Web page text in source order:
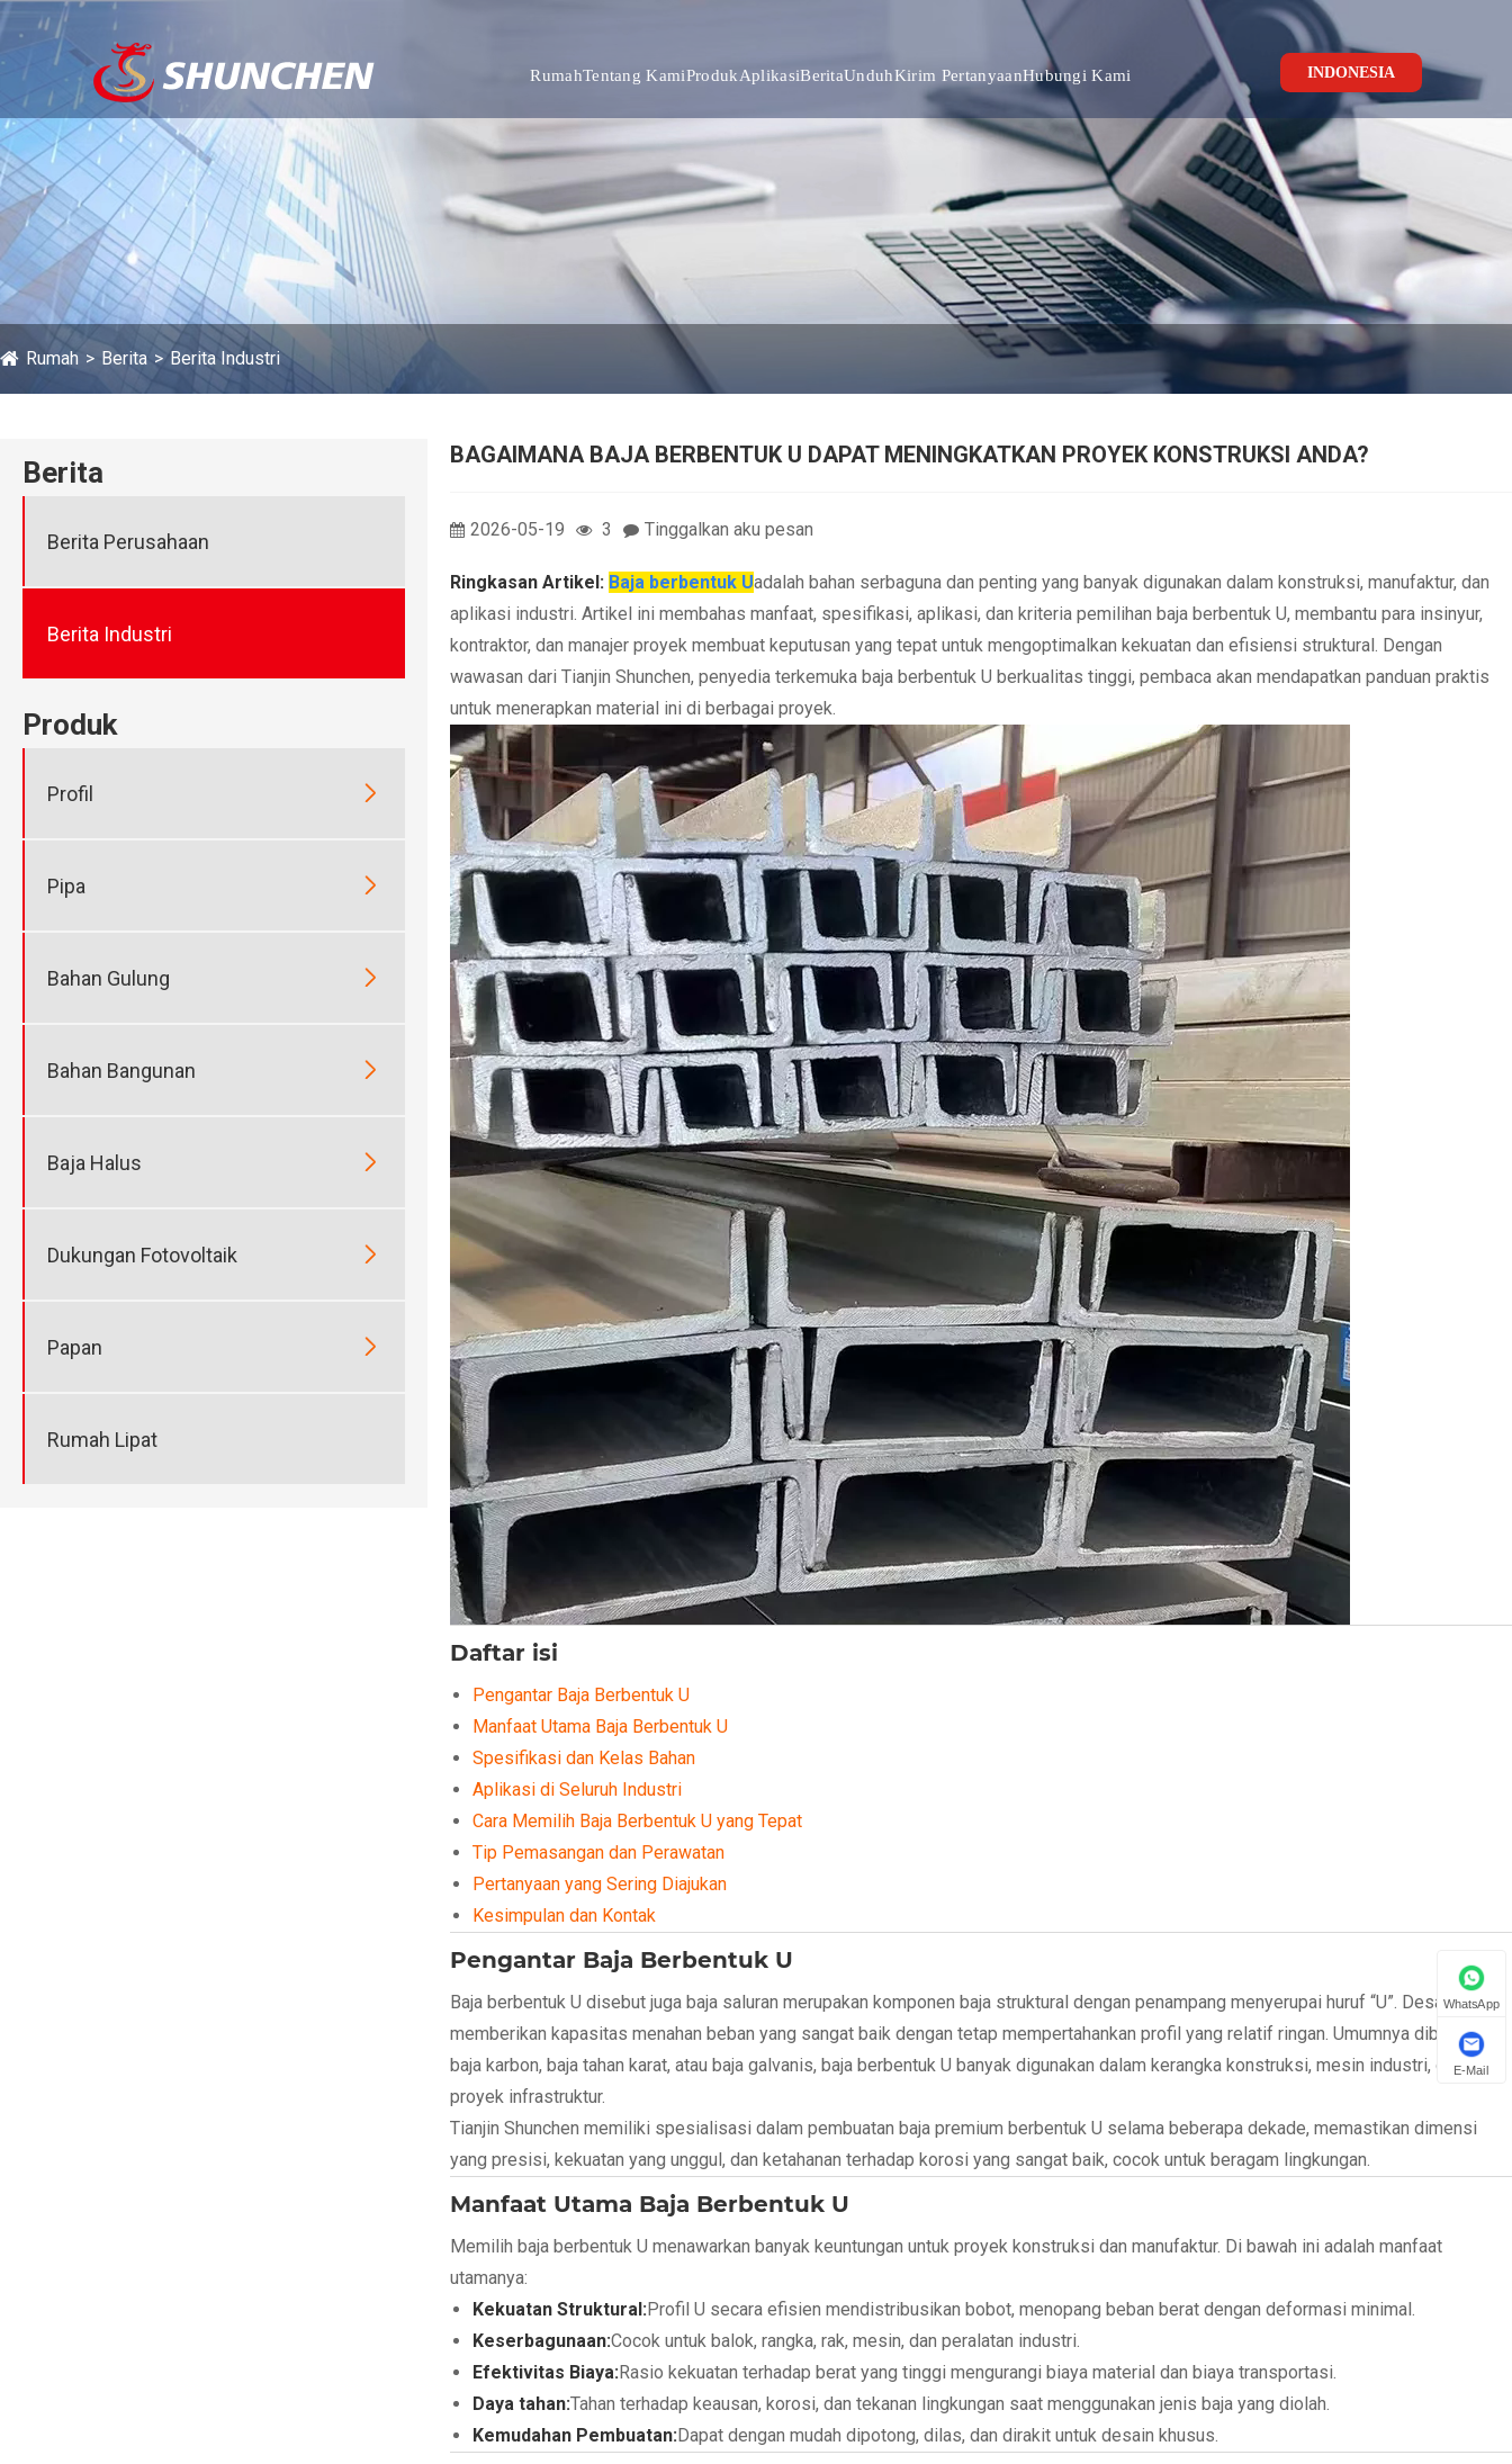
RumahTentang KamiProdukAplikasiBeritaUnduhKirim PertanyaanHubungi Kami INDONESIA
Rumah Berita Berita Industri
Berita
Berita Perusahaan
Berita Industri
Produk
Profil 
Pipa 
Bahan Gulung 
Bahan Bangunan 
Baja Halus 
Dukungan Fotovoltaik 
Papan 
Rumah Lipat
BAGAIMANA BAJA BERBENTUK U DAPAT MENINGKATKAN PROYEK KONSTRUKSI ANDA?
2026-05-19 3 Tinggalkan aku pesan
Ringkasan Artikel: Baja berbentuk Uadalah bahan serbaguna dan penting yang banyak digunakan dalam konstruksi, manufaktur, dan
aplikasi industri. Artikel ini membahas manfaat, spesifikasi, aplikasi, dan kriteria pemilihan baja berbentuk U, membantu para insinyur,
kontraktor, dan manajer proyek membuat keputusan yang tepat untuk mengoptimalkan kekuatan dan efisiensi struktural. Dengan
wawasan dari Tianjin Shunchen, penyedia terkemuka baja berbentuk U berkualitas tinggi, pembaca akan mendapatkan panduan praktis
untuk menerapkan material ini di berbagai proyek.
Daftar isi
Pengantar Baja Berbentuk U
Manfaat Utama Baja Berbentuk U
Spesifikasi dan Kelas Bahan
Aplikasi di Seluruh Industri
Cara Memilih Baja Berbentuk U yang Tepat
Tip Pemasangan dan Perawatan
Pertanyaan yang Sering Diajukan
Kesimpulan dan Kontak
Pengantar Baja Berbentuk U
Baja berbentuk U disebut juga baja saluran merupakan komponen baja struktural dengan penampang menyerupai huruf “U”. Desainnya
memberikan kapasitas menahan beban yang sangat baik dengan tetap mempertahankan profil yang relatif ringan. Umumnya dibuat dari
baja karbon, baja tahan karat, atau baja galvanis, baja berbentuk U banyak digunakan dalam kerangka konstruksi, mesin industri, dan
proyek infrastruktur.
Tianjin Shunchen memiliki spesialisasi dalam pembuatan baja premium berbentuk U selama beberapa dekade, memastikan dimensi
yang presisi, kekuatan yang unggul, dan ketahanan terhadap korosi yang sangat baik, cocok untuk beragam lingkungan.
Manfaat Utama Baja Berbentuk U
Memilih baja berbentuk U menawarkan banyak keuntungan untuk proyek konstruksi dan manufaktur. Di bawah ini adalah manfaat
utamanya:
Kekuatan Struktural:Profil U secara efisien mendistribusikan bobot, menopang beban berat dengan deformasi minimal.
Keserbagunaan:Cocok untuk balok, rangka, rak, mesin, dan peralatan industri.
Efektivitas Biaya:Rasio kekuatan terhadap berat yang tinggi mengurangi biaya material dan biaya transportasi.
Daya tahan:Tahan terhadap keausan, korosi, dan tekanan lingkungan saat menggunakan jenis baja yang diolah.
Kemudahan Pembuatan:Dapat dengan mudah dipotong, dilas, dan dirakit untuk desain khusus.
WhatsApp
E-Mail